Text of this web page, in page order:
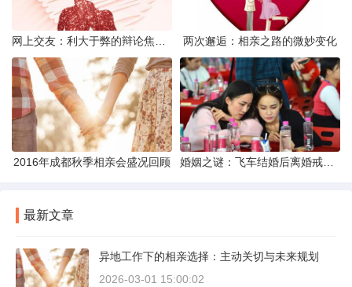
两次邂逅：相亲之路的微妙变化
2016年成都秋季相亲会盛况回顾
最新文章
异地工作下的相亲选择：主动关切与未来规划
2026-03-01 15:00:02